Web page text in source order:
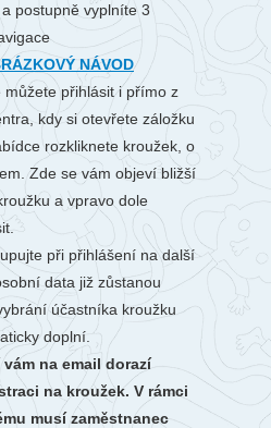
postupně vyplníte 3
NÁVOD
můžete přihlásit i přímo z
kdy si otevřete záložku
rozkliknete kroužek, o
Zde se vám objeví bližší
a vpravo dole
při přihlášení na další
data již zůstanou
účastníka kroužku
doplní.
na email dorazí
na kroužek. V rámci
musí zaměstnanec